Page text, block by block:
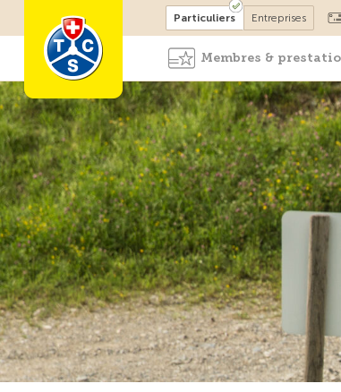
Devenir membre
Particuliers Entreprises
Membres &